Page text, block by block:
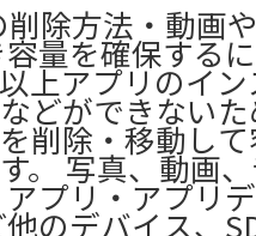
除方法・動画
量を確保する
上アプリのイ
どができない
削除・移動し
。 写真、動画
プリ・アプリ
のデバイス、